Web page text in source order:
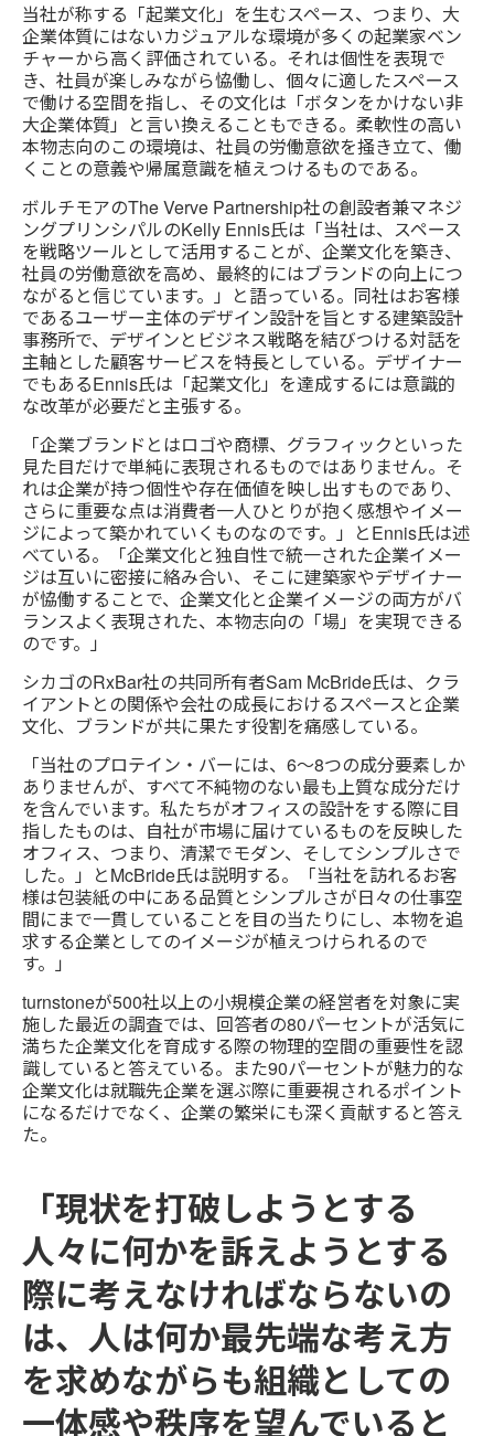
当社が称する「起業文化」を生むスペース、つまり、大
企業体質にはないカジュアルな環境が多くの起業家ベン
チャーから高く評価されている。それは個性を表現で
き、社員が楽しみながら恊働し、個々に適したスペース
で働ける空間を指し、その文化は「ボタンをかけない非
大企業体質」と言い換えることもできる。柔軟性の高い
本物志向のこの環境は、社員の労働意欲を掻き立て、働
くことの意義や帰属意識を植えつけるものである。
ボルチモアのThe Verve Partnership社の創設者兼マネジ
ングプリンシパルのKelly Ennis氏は「当社は、スペース
を戦略ツールとして活用することが、企業文化を築き、
社員の労働意欲を高め、最終的にはブランドの向上につ
ながると信じています。」と語っている。同社はお客様
であるユーザー主体のデザイン設計を旨とする建築設計
事務所で、デザインとビジネス戦略を結びつける対話を
主軸とした顧客サービスを特長としている。デザイナー
でもあるEnnis氏は「起業文化」を達成するには意識的
な改革が必要だと主張する。
「企業ブランドとはロゴや商標、グラフィックといった
見た目だけで単純に表現されるものではありません。そ
れは企業が持つ個性や存在価値を映し出すものであり、
さらに重要な点は消費者一人ひとりが抱く感想やイメー
ジによって築かれていくものなのです。」とEnnis氏は述
べている。「企業文化と独自性で統一された企業イメー
ジは互いに密接に絡み合い、そこに建築家やデザイナー
が恊働することで、企業文化と企業イメージの両方がバ
ランスよく表現された、本物志向の「場」を実現できる
のです。」
シカゴのRxBar社の共同所有者Sam McBride氏は、クラ
イアントとの関係や会社の成長におけるスペースと企業
文化、ブランドが共に果たす役割を痛感している。
「当社のプロテイン・バーには、6～8つの成分要素しか
ありませんが、すべて不純物のない最も上質な成分だけ
を含んでいます。私たちがオフィスの設計をする際に目
指したものは、自社が市場に届けているものを反映した
オフィス、つまり、清潔でモダン、そしてシンプルさで
した。」とMcBride氏は説明する。「当社を訪れるお客
様は包装紙の中にある品質とシンプルさが日々の仕事空
間にまで一貫していることを目の当たりにし、本物を追
求する企業としてのイメージが植えつけられるので
す。」
turnstoneが500社以上の小規模企業の経営者を対象に実
施した最近の調査では、回答者の80パーセントが活気に
満ちた企業文化を育成する際の物理的空間の重要性を認
識していると答えている。また90パーセントが魅力的な
企業文化は就職先企業を選ぶ際に重要視されるポイント
になるだけでなく、企業の繁栄にも深く貢献すると答え
た。
「現状を打破しようとする
人々に何かを訴えようとする
際に考えなければならないの
は、人は何か最先端な考え方
を求めながらも組織としての
一体感や秩序を望んでいると